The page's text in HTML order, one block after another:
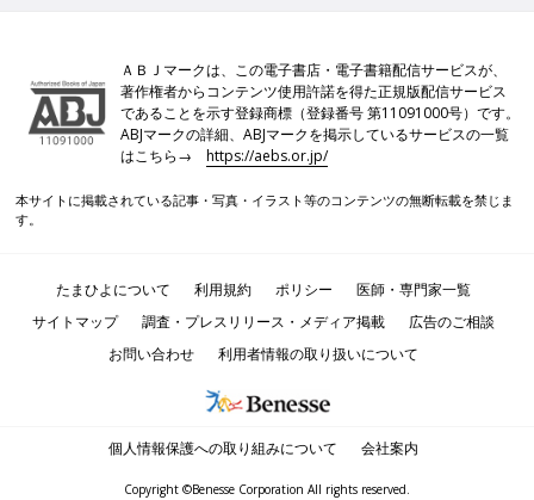
ＡＢＪマークは、この電子書店・電子書籍配信サービスが、
著作権者からコンテンツ使用許諾を得た正規版配信サービス
であることを示す登録商標（登録番号 第11091000号）です。
ABJマークの詳細、ABJマークを掲示しているサービスの一覧
はこちら→https://aebs.or.jp/
本サイトに掲載されている記事・写真・イラスト等のコンテンツの無断転載を禁じま
す。
たまひよについて 利用規約 ポリシー
医師・専門家一覧
サイトマップ
調査・プレスリリース・メディア掲載
広告のご相談
お問い合わせ
利用者情報の取り扱いについて
個人情報保護への取り組みについて 会社案内
Copyright ©Benesse Corporation All rights reserved.